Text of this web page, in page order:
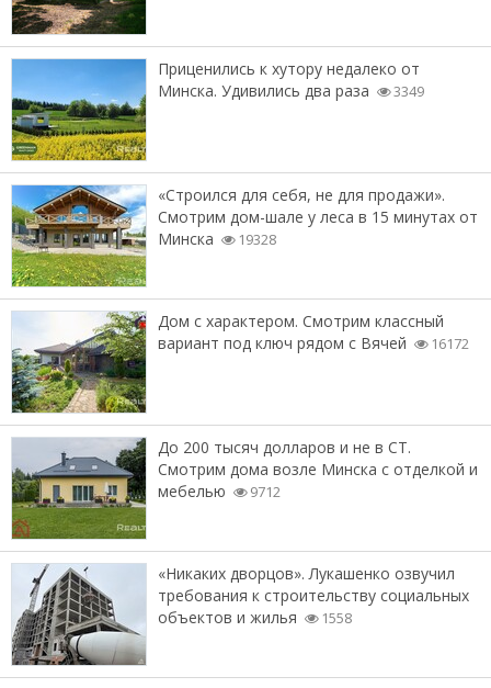
Приценились к хутору недалеко от
Минска. Удивились два раза
3349
«Строился для себя, не для продажи».
Смотрим дом-шале у леса в 15 минутах от
Минска
19328
Дом с характером. Смотрим классный
вариант под ключ рядом с Вячей
16172
До 200 тысяч долларов и не в СТ.
Смотрим дома возле Минска с отделкой и
мебелью
9712
«Никаких дворцов». Лукашенко озвучил
требования к строительству социальных
объектов и жилья
1558